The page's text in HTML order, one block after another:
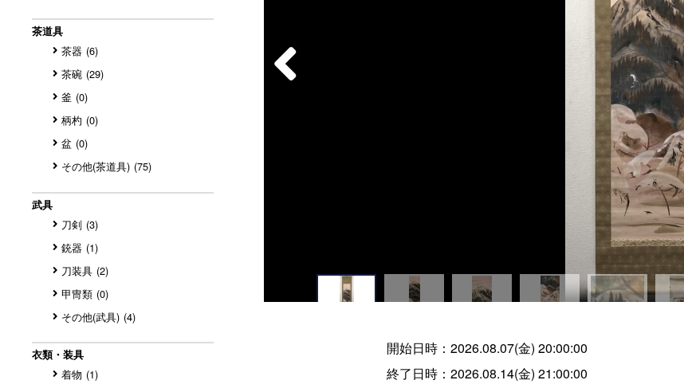
茶道具
茶器 (6)
茶碗 (29)
釜 (0)
柄杓 (0)
盆 (0)
その他(茶道具) (75)
武具
刀剣 (3)
銃器 (1)
刀装具 (2)
甲冑類 (0)
その他(武具) (4)
衣類・装具
着物 (1)
開始日時：2026.08.07(金) 20:00:00
終了日時：2026.08.14(金) 21:00:00